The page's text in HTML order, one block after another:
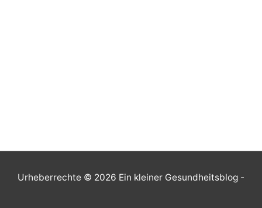
Urheberrechte © 2026 Ein kleiner Gesundheitsblog -